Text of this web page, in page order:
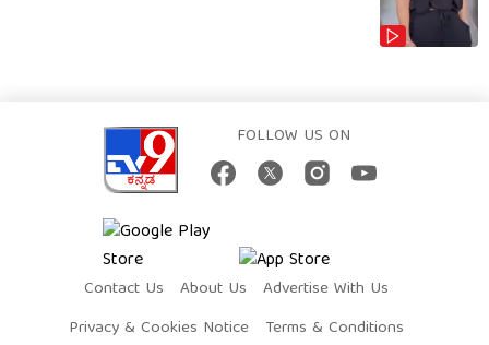
FOLLOW US ON
Contact Us About Us
Advertise With Us
Privacy & Cookies Notice
Terms & Conditions